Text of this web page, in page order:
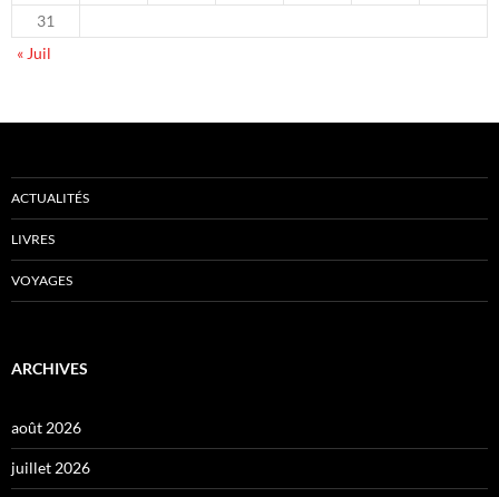
31
« Juil
ACTUALITÉS
LIVRES
VOYAGES
ARCHIVES
août 2026
juillet 2026